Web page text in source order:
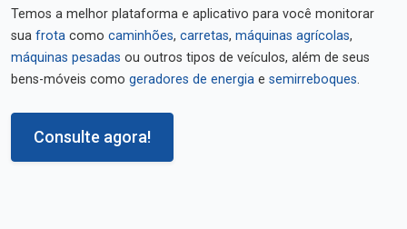
Temos a melhor plataforma e aplicativo para você monitorar
sua frota como caminhões, carretas, máquinas agrícolas,
máquinas pesadas ou outros tipos de veículos, além de seus
bens-móveis como geradores de energia e semirreboques.
Consulte agora!